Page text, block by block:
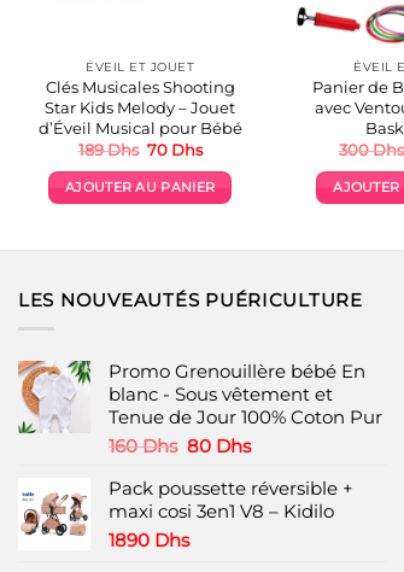
ÉVEIL ET JOUET
Clés Musicales Shooting
Star Kids Melody – Jouet
d’Éveil Musical pour Bébé
189Dhs Le
initial
était :
70 DhsLe
actuel
est :
AJOUTER AU PANIER
ÉVEIL
Panier de
avec
300Dhs
LES NOUVEAUTÉS PUÉRICULTURE
Promo Grenouillère bébé En
blanc - Sous vêtement et
Tenue de Jour 100% Coton Pur
160Dhs Le
initial
était :
160 Dhs.
80 DhsLe
actuel
est :
Pack poussette réversible +
maxi cosi 3en1 V8 – Kidilo
1890 Dhs